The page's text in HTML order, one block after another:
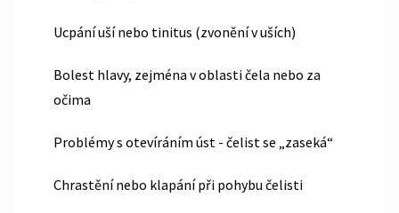
Ucpání uší nebo tinitus (zvonění v uších)
Bolest hlavy, zejména v oblasti čela nebo za
očima
Problémy s otevíráním úst - čelist se „zaseká“
Chrastění nebo klapání při pohybu čelisti